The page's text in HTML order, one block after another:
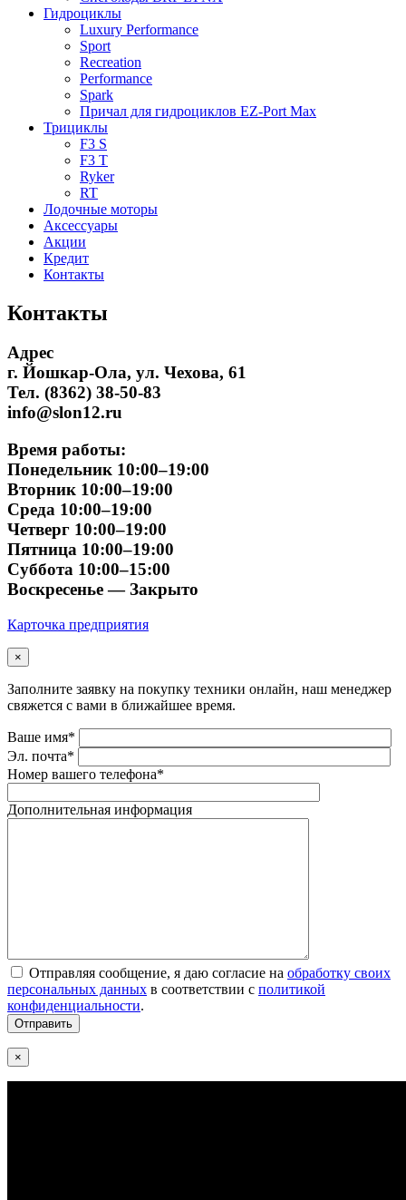
Гидроциклы
Luxury Performance
Sport
Recreation
Performance
Spark
Причал для гидроциклов EZ-Port Max
Трициклы
F3 S
F3 T
Ryker
RT
Лодочные моторы
Аксессуары
Акции
Кредит
Контакты
Контакты
Адрес
г. Йошкар-Ола, ул. Чехова, 61
Тел. (8362) 38-50-83
info@slon12.ru
Время работы:
Понедельник 10:00–19:00
Вторник 10:00–19:00
Среда 10:00–19:00
Четверг 10:00–19:00
Пятница 10:00–19:00
Суббота 10:00–15:00
Воскресенье — Закрыто
Карточка предприятия
×
Заполните заявку на покупку техники онлайн, наш менеджер
свяжется с вами в ближайшее время.
Ваше имя*
Эл. почта*
Номер вашего телефона*
Дополнительная информация
Отправляя сообщение, я даю согласие на обработку своих
персональных данных в соответствии с политикой
конфиденциальности.
×